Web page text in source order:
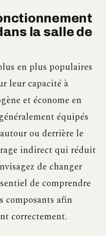
la salle de
en plus populaires
leur capacité à
et économe en
équipés
ou derrière le
indirect qui réduit
de changer
de comprendre
composants afin
correctement.